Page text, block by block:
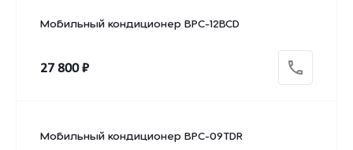
Мобильный кондиционер BPC-12BCD
27 800 ₽
Мобильный кондиционер BPC-09TDR